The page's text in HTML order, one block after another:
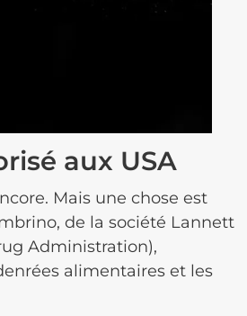
aux USA
Mais une chose est
de la société Lannett
Administration),
alimentaires et les